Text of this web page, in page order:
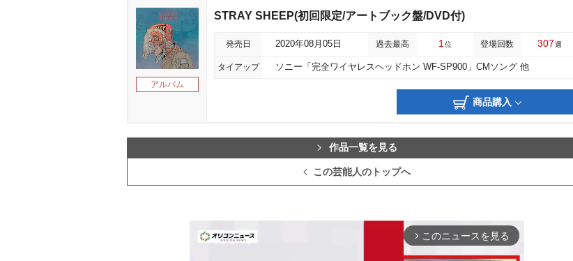
アルバム
STRAY SHEEP(初回限定/アートブック盤/DVD付)
発売日 2020年08月05日 過去最高 1 位 登場回数 307週
タイアップ ソニー「完全ワイヤレスヘッドホン WF-SP900」CMソング 他
商品購入
作品一覧を見る
この芸能人のトップへ
arrow_forward_ios このニュースを見る